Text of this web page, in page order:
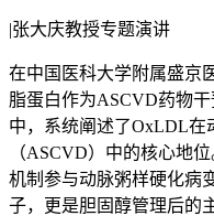
|张大庆教授专题演讲
在中国医科大学附属盛京
脂蛋白作为ASCVD药物
中，系统阐述了OxLDL在
（ASCVD）中的核心地
机制参与动脉粥样硬化病
子，更是胆固醇管理后的